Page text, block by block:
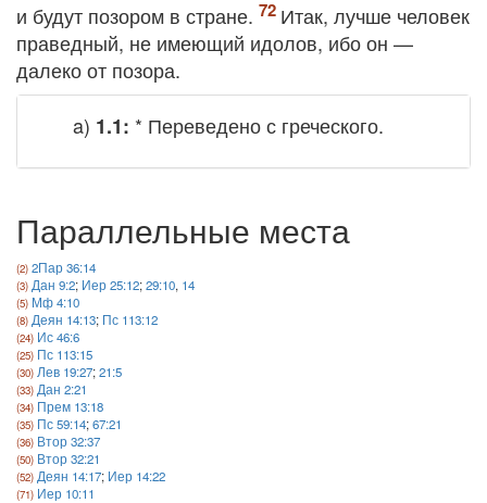
и будут позором в стране.
Итак, лучше человек
праведный, не имеющий идолов, ибо он —
далеко от позора.
a) 1.1: * Переведено с греческого.
Параллельные места
2Пар 36:14
Дан 9:2; Иер 25:12;29:10, 14
Мф 4:10
Деян 14:13; Пс 113:12
Ис 46:6
Пс 113:15
Лев 19:27;21:5
Дан 2:21
Прем 13:18
Пс 59:14;67:21
Втор 32:37
Втор 32:21
Деян 14:17; Иер 14:22
Иер 10:11